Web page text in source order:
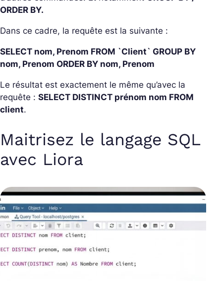
ORDER BY.
Dans ce cadre, la requête est la suivante :
SELECT nom, Prenom FROM `Client` GROUP BY
nom, Prenom ORDER BY nom, Prenom
Le résultat est exactement le même qu’avec la
requête : SELECT DISTINCT prénom nom FROM
client.
Maitrisez le langage SQL
avec Liora